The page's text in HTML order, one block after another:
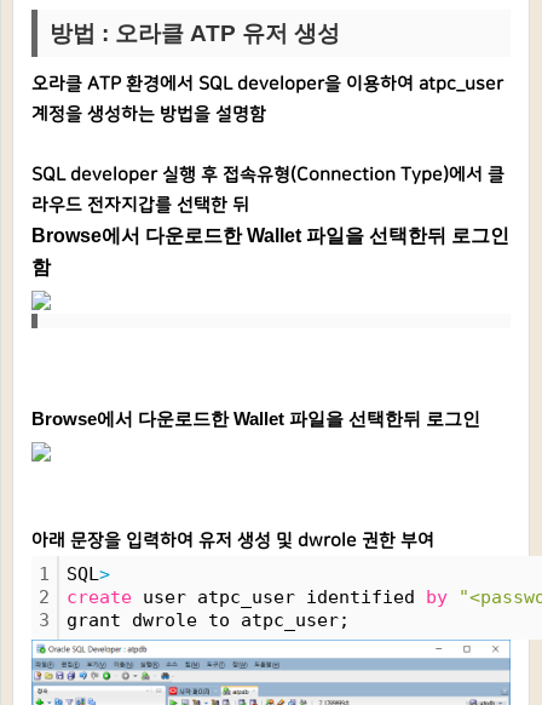
방법 : 오라클 ATP 유저 생성
오라클 ATP 환경에서 SQL developer을 이용하여 atpc_user
계정을 생성하는 방법을 설명함
SQL developer 실행 후 접속유형(Connection Type)에서 클
라우드 전자지갑를 선택한 뒤
Browse에서 다운로드한Wallet 파일을 선택한뒤 로그인
함
Browse에서 다운로드한Wallet 파일을 선택한뒤 로그인
아래 문장을 입력하여 유저 생성 및 dwrole 권한 부여
1
2
3
SQL>
create user atpc_user identified by
grant dwrole to atpc_user;